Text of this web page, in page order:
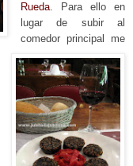
Rueda. Para ello en
lugar de subir al
comedor principal me